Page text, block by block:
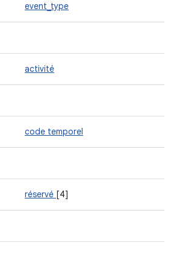
event_type
activité
code temporel
réservé [4]